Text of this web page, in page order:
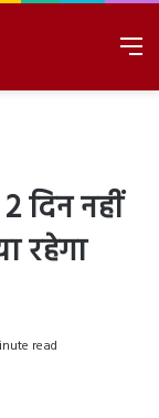
दिन नहीं
रहेगा
read